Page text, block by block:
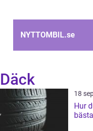
NYTTOMBIL.se
Däck
18
Hur